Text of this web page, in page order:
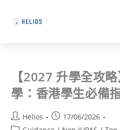
【2027 升學全攻
學：香港學生必備
Helios
17/06/2026